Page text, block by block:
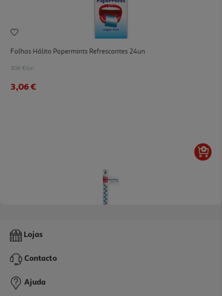
Folhas Hálito Papermints Refrescantes 24un
3.06 €/un
3,06 €
Pérolas Hálito Papermints Coolcaps Refrescantes 18un
3,01 €
Lojas
Contacto
Ajuda